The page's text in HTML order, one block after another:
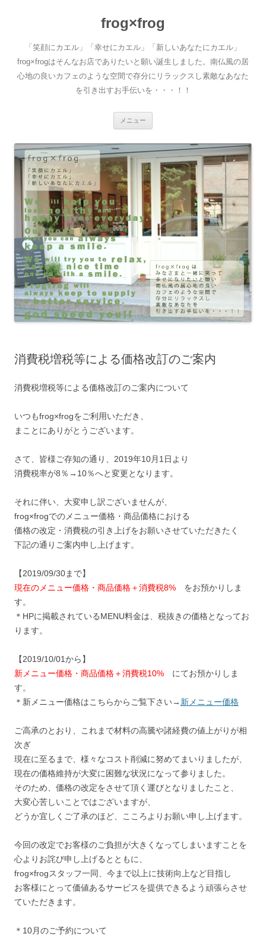
frog×frog
「笑顔にカエル」「幸せにカエル」「新しいあなたにカエル」
frog×frogはそんなお店でありたいと願い誕生しました。南仏風の居
心地の良いカフェのような空間で存分にリラックスし素敵なあなた
を引き出すお手伝いを・・・！！
メニュー
ツ
へ
移
動
消費税増税等による価格改訂のご案内
消費税増税等による価格改訂のご案内について
いつもfrog×frogをご利用いただき、
まことにありがとうございます。
さて、皆様ご存知の通り、2019年10月1日より
消費税率が8％→10％へと変更となります。
それに伴い、大変申し訳ございませんが、
frog×frogでのメニュー価格・商品価格における
価格の改定・消費税の引き上げをお願いさせていただきたく
下記の通りご案内申し上げます。
【2019/09/30まで】
現在のメニュー価格・商品価格＋消費税8% をお預かりしま
す。
＊HPに掲載されているMENU料金は、税抜きの価格となってお
ります。
【2019/10/01から】
新メニュー価格・商品価格＋消費税10% にてお預かりしま
す。
＊新メニュー価格はこちらからご覧下さい→ 新メニュー価格
ご高承のとおり、これまで材料の高騰や諸経費の値上がりが相
次ぎ
現在に至るまで、様々なコスト削減に努めてまいりましたが、
現在の価格維持が大変に困難な状況になって参りました。
そのため、価格の改定をさせて頂く運びとなりましたこと、
大変心苦しいことではございますが、
どうか宜しくご了承のほど、こころよりお願い申し上げます。
今回の改定でお客様のご負担が大きくなってしまいますことを
心よりお詫び申し上げるとともに、
frog×frogスタッフ一同、今まで以上に技術向上など目指し
お客様にとって価値あるサービスを提供できるよう頑張らさせ
ていただきます。
＊10月のご予約について